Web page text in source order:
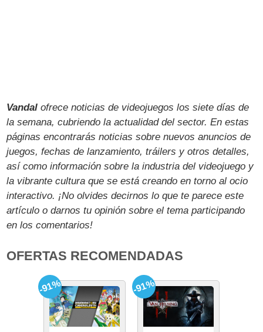
Vandal ofrece noticias de videojuegos los siete días de
la semana, cubriendo la actualidad del sector. En estas
páginas encontrarás noticias sobre nuevos anuncios de
juegos, fechas de lanzamiento, tráilers y otros detalles,
así como información sobre la industria del videojuego y
la vibrante cultura que se está creando en torno al ocio
interactivo. ¡No olvides decirnos lo que te parece este
artículo o darnos tu opinión sobre el tema participando
en los comentarios!
OFERTAS RECOMENDADAS
-91% -91%